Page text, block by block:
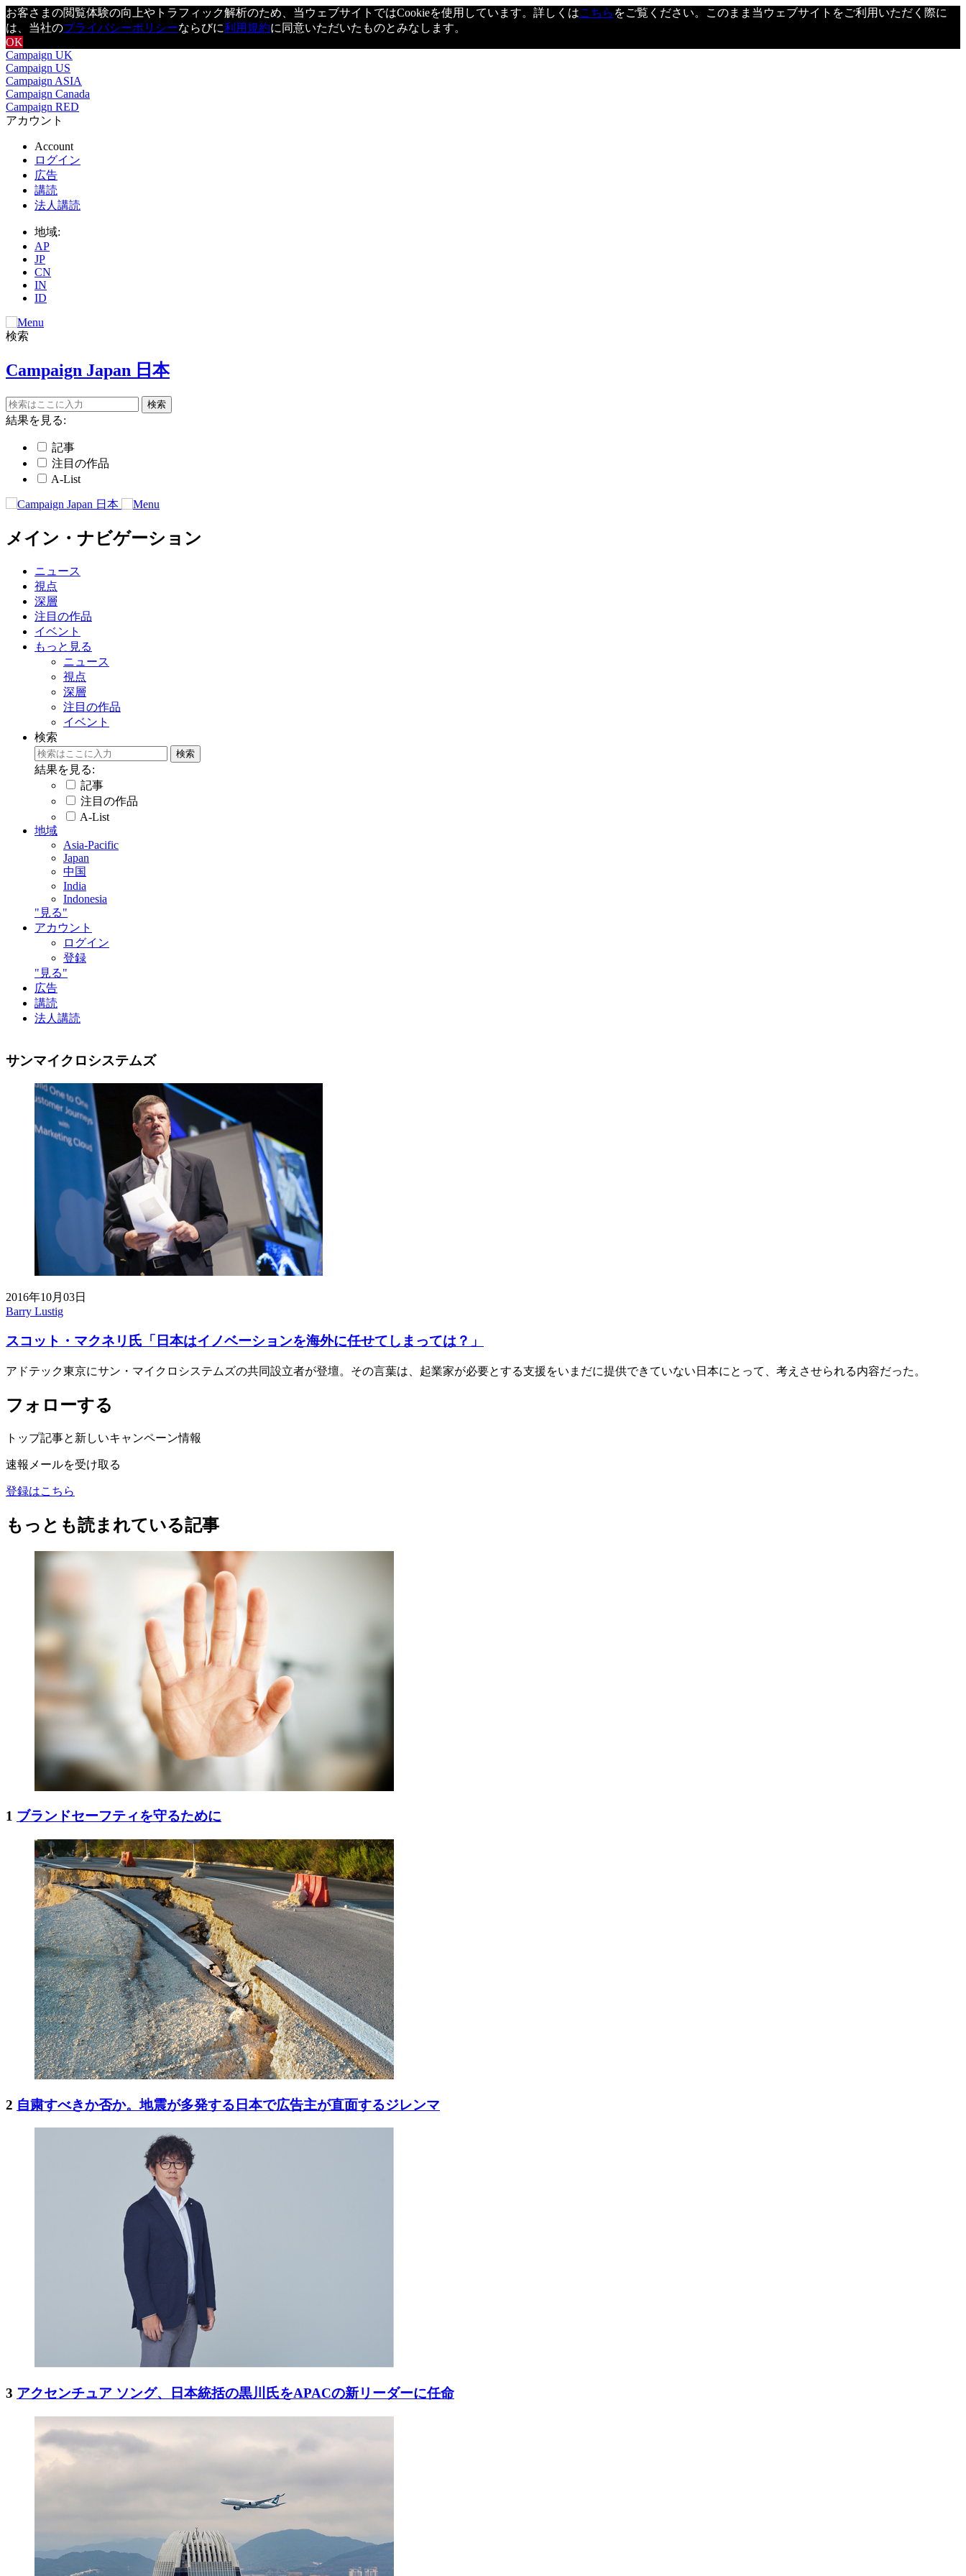
お客さまの閲覧体験の向上やトラフィック解析のため、当ウェブサイトではCookieを使用しています。詳しくはこちら をご覧ください。このまま当ウェブサイトをご利用いただく際に
は、当社のプライバシーポリシーならびに利用規約に同意いただいたものとみなします。
OK
Campaign UK
Campaign US
Campaign ASIA
Campaign Canada
Campaign RED
アカウント
Account
ログイン
広告
講読
法人講読
地域:
AP
JP
CN
IN
ID
検索
Campaign Japan 日本
結果を見る:
記事
注目の作品
A-List
メイン・ナビゲーション
ニュース
視点
深層
注目の作品
イベント
もっと見る
ニュース
視点
深層
注目の作品
イベント
検索
結果を見る:
記事
注目の作品
A-List
地域
Asia-Pacific
Japan
中国
India
Indonesia
"見る"
アカウント
ログイン
登録
"見る"
広告
講読
法人講読
サンマイクロシステムズ
2016年10月03日
Barry Lustig
スコット・マクネリ氏「日本はイノベーションを海外に任せてしまっては？」
アドテック東京にサン・マイクロシステムズの共同設立者が登壇。その言葉は、起業家が必要とする支援をいまだに提供できていない日本にとって、考えさせられる内容だった。
フォローする
トップ記事と新しいキャンペーン情報
速報メールを受け取る
登録はこちら
もっとも読まれている記事
1 ブランドセーフティを守るために
2 自粛すべきか否か。地震が多発する日本で広告主が直面するジレンマ
3 アクセンチュア ソング、日本統括の黒川氏をAPACの新リーダーに任命